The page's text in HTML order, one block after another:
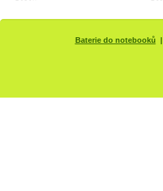
Baterie do notebooků |